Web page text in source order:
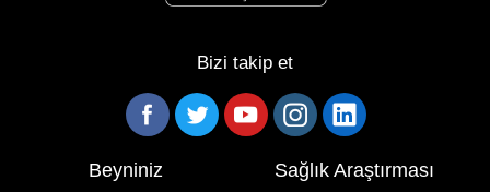
Bizi takip et
Beyniniz Sağlık Araştırması